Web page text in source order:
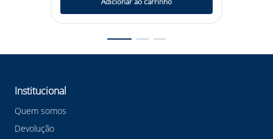
Institucional
Quem somos
Devolução